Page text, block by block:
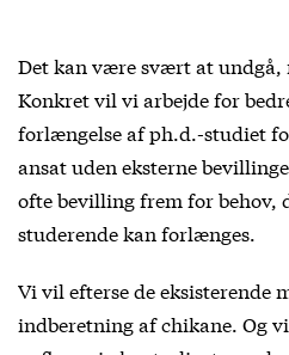
Det kan være svært at undgå,
Konkret vil vi arbejde for
forlængelse af ph.d.-studiet
ansat uden eksterne
ofte bevilling frem for behov,
studerende kan forlænges.
Vi vil efterse de eksisterende
indberetning af chikane. Og